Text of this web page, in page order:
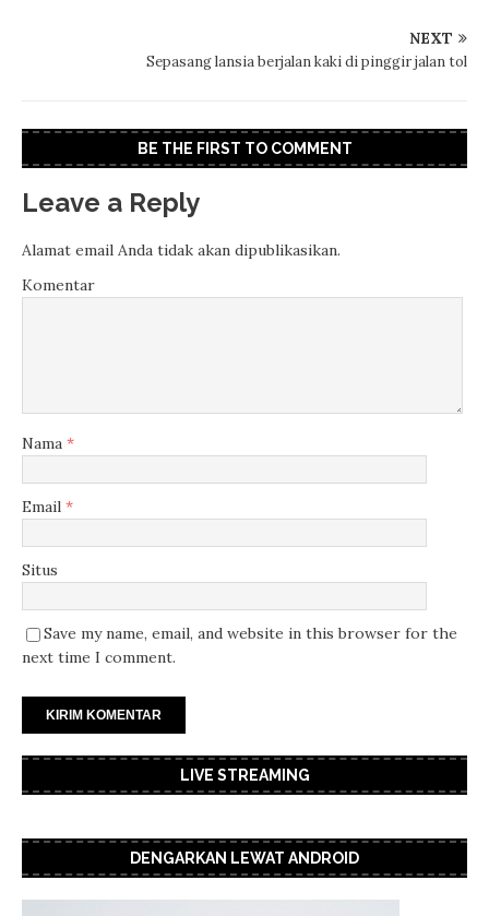
NEXT
Sepasang lansia berjalan kaki di pinggir jalan tol
BE THE FIRST TO COMMENT
Leave a Reply
Alamat email Anda tidak akan dipublikasikan.
Komentar
Nama *
Email *
Situs
Save my name, email, and website in this browser for the
next time I comment.
LIVE STREAMING
DENGARKAN LEWAT ANDROID